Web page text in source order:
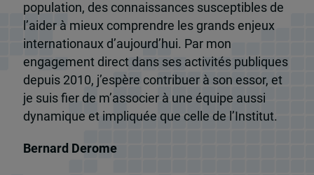
population, des connaissances susceptibles de
l’aider à mieux comprendre les grands enjeux
internationaux d’aujourd’hui. Par mon
engagement direct dans ses activités publiques
depuis 2010, j’espère contribuer à son essor, et
je suis fier de m’associer à une équipe aussi
dynamique et impliquée que celle de l’Institut.
Bernard Derome